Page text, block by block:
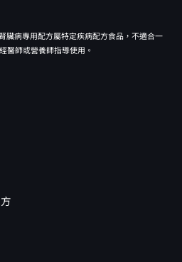
臟病專用配方屬特定疾病配方食品，不適合一
醫師或營養師指導使用。